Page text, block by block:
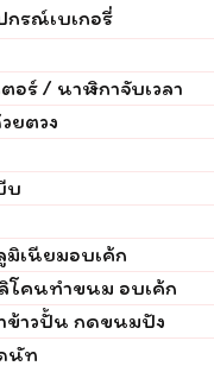
กรณ์เบเกอรี่
อร์ / นาฬิกาจับเวลา
ยตวง
บ
เนียมอบเค้ก
คนทำขนม อบเค้ก
าวปั้น กดขนมปัง
นัท